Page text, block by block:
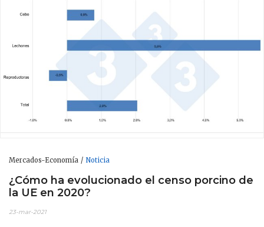
Mercados-Economía Noticia
¿Cómo ha evolucionado el censo porcino de
la UE en 2020?
23-mar-2021